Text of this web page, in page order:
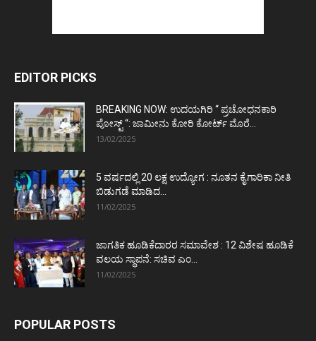
EDITOR PICKS
BREAKING NOW: ಉದಯಗಿರಿ “ ಪ್ರಚೋಧನಕಾರಿ
ಪೋಸ್ಟ್‌ “: ಜಾಮೀನು ಕೋರಿ ಕೋರ್ಟ್‌ ಮೊರೆ...
13/02/2025
5 ವರ್ಷದಲ್ಲಿ 20 ಲಕ್ಷ ಉದ್ಯೋಗ : ನೂತನ ಕೈಗಾರಿಕಾ ನೀತಿ
ಬಿಡುಗಡೆ ಮಾಡಿದ...
11/02/2025
ಜಾಗತಿಕ ಹೂಡಿಕೆದಾರರ ಸಮಾವೇಶ : 12 ವಿಶೇಷ ಹೂಡಿಕೆ
ವಲಯ ಸ್ಥಾಪನೆ: ಸಚಿವ ಎಂ...
11/02/2025
POPULAR POSTS